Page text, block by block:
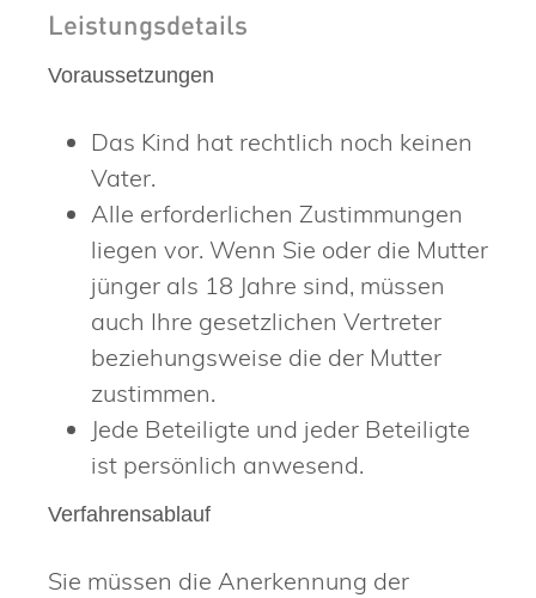
Leistungsdetails
Voraussetzungen
Das Kind hat rechtlich noch keinen
Vater.
Alle erforderlichen Zustimmungen
liegen vor. Wenn Sie oder die Mutter
jünger als 18 Jahre sind, müssen
auch Ihre gesetzlichen Vertreter
beziehungsweise die der Mutter
zustimmen.
Jede Beteiligte und jeder Beteiligte
ist persönlich anwesend.
Verfahrensablauf
Sie müssen die Anerkennung der